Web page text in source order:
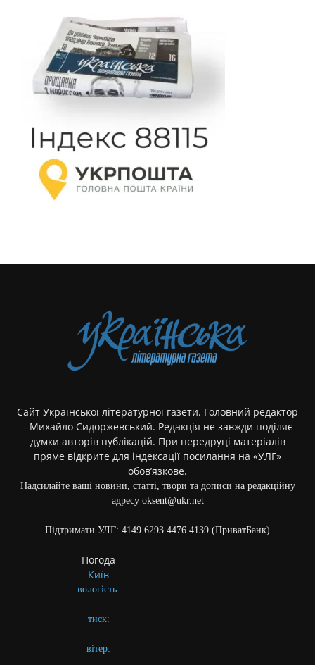
Сайт Української літературної газети. Головний редактор
- Михайло Сидоржевський. Редакція не завжди поділяє
думки авторів публікацій. При передруці матеріалів
пряме відкрите для індексації посилання на «УЛГ»
обов’язкове.
Надсилайте ваші новини, статті, твори та дописи на редакційну
адресу oksent@ukr.net
Підтримати УЛГ: 4149 6293 4476 4139 (ПриватБанк)
Погода
Київ
вологість:
тиск:
вітер: